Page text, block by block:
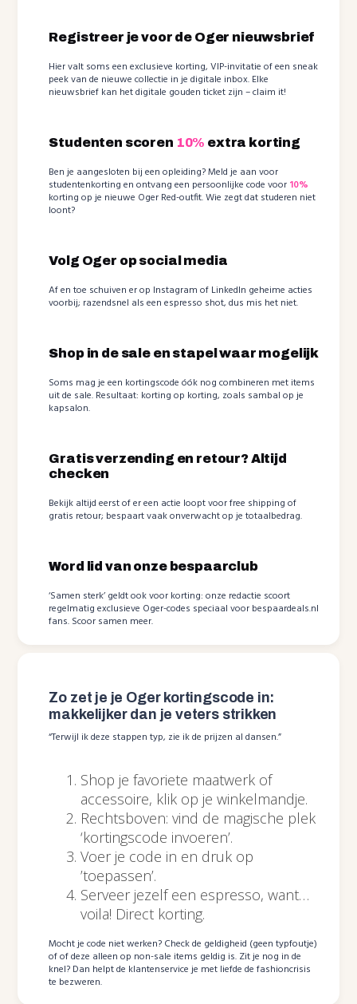
Registreer je voor de Oger nieuwsbrief
Hier valt soms een exclusieve korting, VIP-invitatie of een sneak
peek van de nieuwe collectie in je digitale inbox. Elke
nieuwsbrief kan het digitale gouden ticket zijn – claim it!
Studenten scoren 10% extra korting
Ben je aangesloten bij een opleiding? Meld je aan voor
studentenkorting en ontvang een persoonlijke code voor 10%
korting op je nieuwe Oger Red-outfit. Wie zegt dat studeren niet
loont?
Volg Oger op social media
Af en toe schuiven er op Instagram of LinkedIn geheime acties
voorbij; razendsnel als een espresso shot, dus mis het niet.
Shop in de sale en stapel waar mogelijk
Soms mag je een kortingscode óók nog combineren met items
uit de sale. Resultaat: korting op korting, zoals sambal op je
kapsalon.
Gratis verzending en retour? Altijd
checken
Bekijk altijd eerst of er een actie loopt voor free shipping of
gratis retour; bespaart vaak onverwacht op je totaalbedrag.
Word lid van onze bespaarclub
‘Samen sterk’ geldt ook voor korting: onze redactie scoort
regelmatig exclusieve Oger-codes speciaal voor bespaardeals.nl
fans. Scoor samen meer.
Zo zet je je Oger kortingscode in:
makkelijker dan je veters strikken
“Terwijl ik deze stappen typ, zie ik de prijzen al dansen.”
Shop je favoriete maatwerk of
accessoire, klik op je winkelmandje.
Rechtsboven: vind de magische plek
‘kortingscode invoeren’.
Voer je code in en druk op
’toepassen’.
Serveer jezelf een espresso, want…
voila! Direct korting.
Mocht je code niet werken? Check de geldigheid (geen typfoutje)
of of deze alleen op non-sale items geldig is. Zit je nog in de
knel? Dan helpt de klantenservice je met liefde de fashioncrisis
te bezweren.